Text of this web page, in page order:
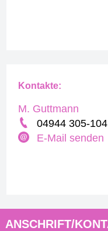
Kontakte:
M. Guttmann
04944 305-104
E-Mail senden
ANSCHRIFT/